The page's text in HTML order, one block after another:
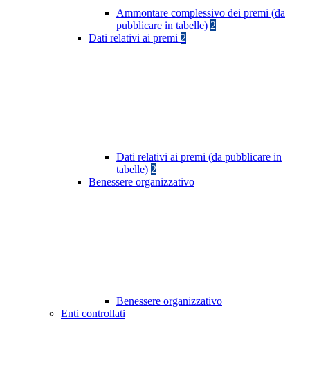
Ammontare complessivo dei premi (da
pubblicare in tabelle) 2
Dati relativi ai premi 2
Dati relativi ai premi (da pubblicare in
tabelle) 2
Benessere organizzativo
Benessere organizzativo
Enti controllati